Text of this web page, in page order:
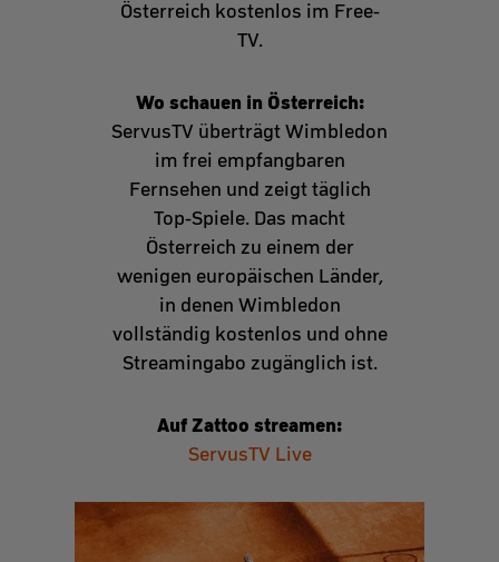
Österreich kostenlos im Free-
TV.
Wo schauen in Österreich:
ServusTV überträgt Wimbledon
im frei empfangbaren
Fernsehen und zeigt täglich
Top-Spiele. Das macht
Österreich zu einem der
wenigen europäischen Länder,
in denen Wimbledon
vollständig kostenlos und ohne
Streamingabo zugänglich ist.
Auf Zattoo streamen:
ServusTV Live